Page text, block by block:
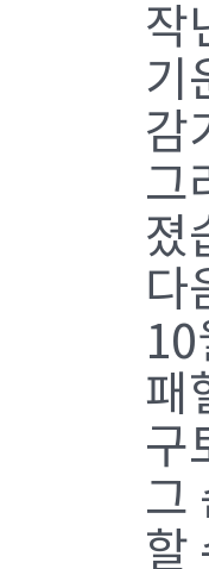
작
기
감
그
졌
다
10
패
구
그
할